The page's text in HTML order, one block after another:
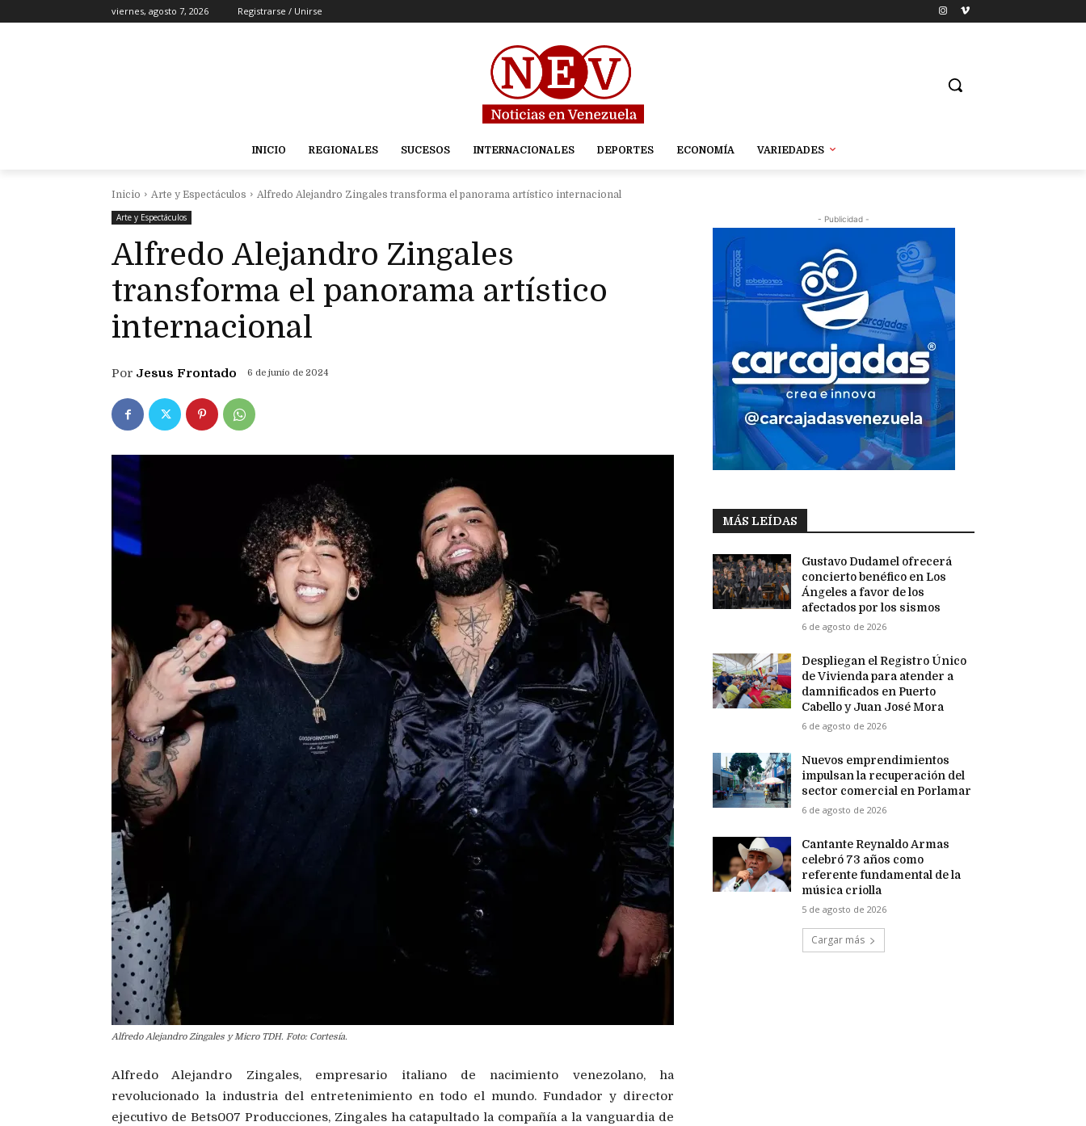
viernes, agosto 7, 2026 Registrarse / Unirse
INICIO REGIONALES SUCESOS INTERNACIONALES DEPORTES ECONOMÍA VARIEDADES
Inicio Arte y Espectáculos
Alfredo Alejandro Zingales transforma el panorama artístico internacional
Arte y Espectáculos
Alfredo Alejandro Zingales
transforma el panorama artístico
internacional
Por Jesus Frontado 6 de junio de 2024
Alfredo Alejandro Zingales y Micro TDH. Foto: Cortesía.
Alfredo Alejandro Zingales, empresario italiano de nacimiento venezolano, ha
revolucionado la industria del entretenimiento en todo el mundo. Fundador y director
ejecutivo de Bets007 Producciones, Zingales ha catapultado la compañía a la vanguardia de
- Publicidad -
MÁS LEÍDAS
Gustavo Dudamel ofrecerá
concierto benéfico en Los
Ángeles a favor de los
afectados por los sismos
6 de agosto de 2026
Despliegan el Registro Único
de Vivienda para atender a
damnificados en Puerto
Cabello y Juan José Mora
6 de agosto de 2026
Nuevos emprendimientos
impulsan la recuperación del
sector comercial en Porlamar
6 de agosto de 2026
Cantante Reynaldo Armas
celebró 73 años como
referente fundamental de la
música criolla
5 de agosto de 2026
Cargar más